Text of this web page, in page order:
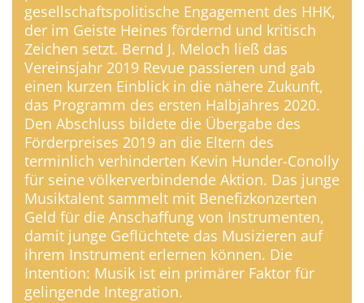
gesellschaftspolitische Engagement des HHK,
der im Geiste Heines fördernd und kritisch
Zeichen setzt. Bernd J. Meloch ließ das
Vereinsjahr 2019 Revue passieren und gab
einen kurzen Einblick in die nähere Zukunft,
das Programm des ersten Halbjahres 2020.
Den Abschluss bildete die Übergabe des
Förderpreises 2019 an die Eltern des
terminlich verhinderten Kevin Hunder-Conolly
für seine völkerverbindende Aktion. Das junge
Musiktalent sammelt mit Benefizkonzerten
Geld für die Anschaffung von Instrumenten,
damit junge Geflüchtete das Musizieren auf
ihrem Instrument erlernen können. Die
Intention: Musik ist ein primärer Faktor für
gelingende Integration.